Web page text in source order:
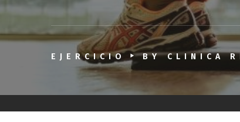
EJERCICIO BYCLINICA